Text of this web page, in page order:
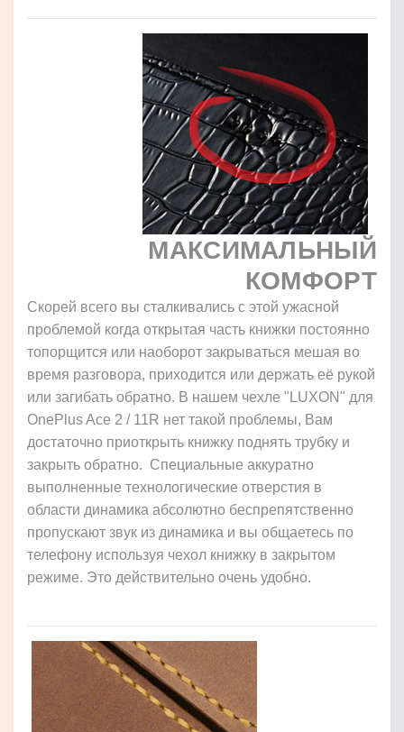
МАКСИМАЛЬНЫЙ
КОМФОРТ
Скорей всего вы сталкивались с этой ужасной
проблемой когда открытая часть книжки постоянно
топорщится или наоборот закрываться мешая во
время разговора, приходится или держать её рукой
или загибать обратно. В нашем чехле "LUXON" для
OnePlus Ace 2 / 11R нет такой проблемы, Вам
достаточно приоткрыть книжку поднять трубку и
закрыть обратно. Специальные аккуратно
выполненные технологические отверстия в
области динамика абсолютно беспрепятственно
пропускают звук из динамика и вы общаетесь по
телефону используя чехол книжку в закрытом
режиме. Это действительно очень удобно.